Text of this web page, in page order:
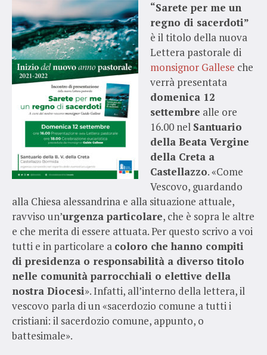
“Sarete per me un
regno di sacerdoti”
è il titolo della nuova
Lettera pastorale di
monsignor Gallese che
verrà presentata
domenica 12
settembre alle ore
16.00 nel Santuario
della Beata Vergine
della Creta a
Castellazzo. «Come
Vescovo, guardando
alla Chiesa alessandrina e alla situazione attuale,
ravviso un’urgenza particolare, che è sopra le altre
e che merita di essere attuata. Per questo scrivo a voi
tutti e in particolare a coloro che hanno compiti
di presidenza o responsabilità a diverso titolo
nelle comunità parrocchiali o elettive della
nostra Diocesi». Infatti, all’interno della lettera, il
vescovo parla di un «sacerdozio comune a tutti i
cristiani: il sacerdozio comune, appunto, o
battesimale».